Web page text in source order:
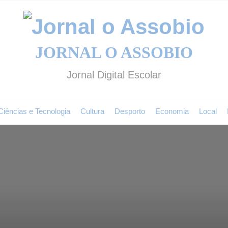
JORNAL O ASSOBIO
Jornal Digital Escolar
e Tecnologia Cultura Desporto Economia Local